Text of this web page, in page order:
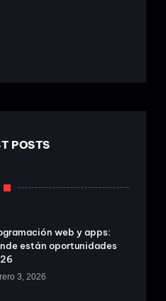
POSTS
web y apps:
están oportunidades
3, 2026